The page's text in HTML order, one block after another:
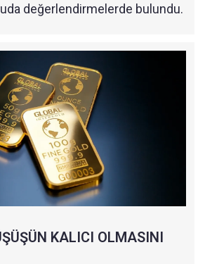
değerlendirmelerde bulundu.
KALICI OLMASINI